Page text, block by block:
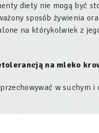
diety nie mogą być
sposób żywienia
na którykolwiek z
na mleko
przechowywać w suchym i